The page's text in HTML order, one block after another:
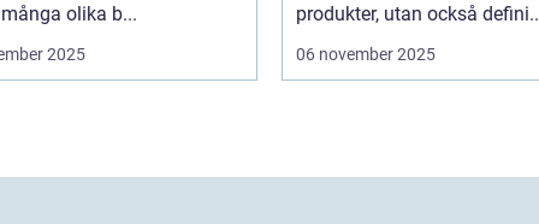
olika b...
2025
produkter, utan också
06 november 2025